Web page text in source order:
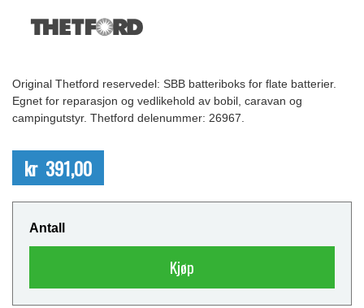
Original Thetford reservedel: SBB batteriboks for flate batterier.
Egnet for reparasjon og vedlikehold av bobil, caravan og
campingutstyr. Thetford delenummer: 26967.
kr 391,00
Antall
Kjøp